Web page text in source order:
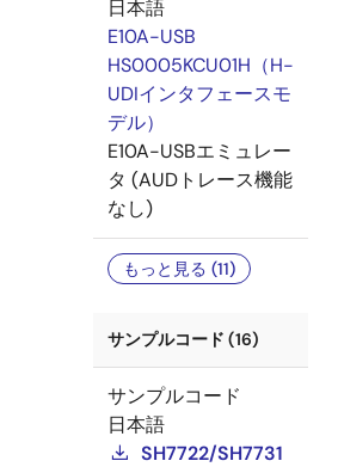
日本語
E10A-USB
HS0005KCU01H（H-
UDIインタフェースモ
デル）
E10A-USBエミュレー
タ (AUDトレース機能
なし)
もっと見る (11)
サンプルコード (16)
サンプルコード
日本語
SH7722/SH7731